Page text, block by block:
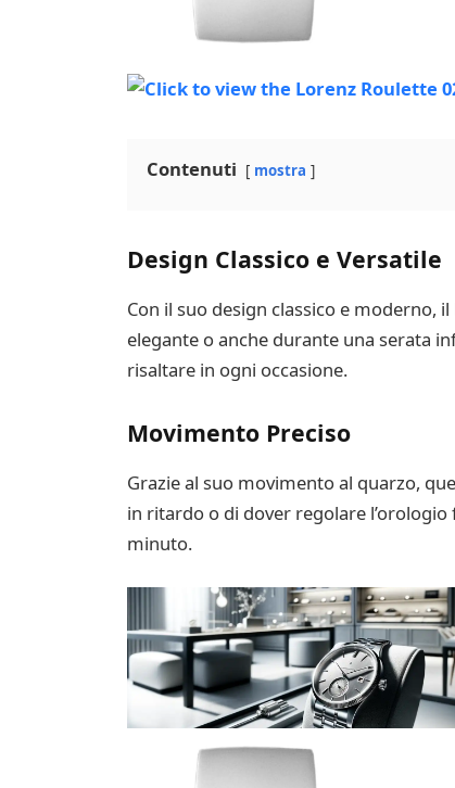
Contenuti mostra
Design Classico e Versatile
Con il suo design classico e moderno,
elegante o anche durante una serata
risaltare in ogni occasione.
Movimento Preciso
Grazie al suo movimento al quarzo,
in ritardo o di dover regolare
minuto.